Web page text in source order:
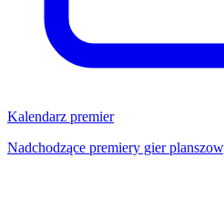
Kalendarz premier
Nadchodzące premiery gier